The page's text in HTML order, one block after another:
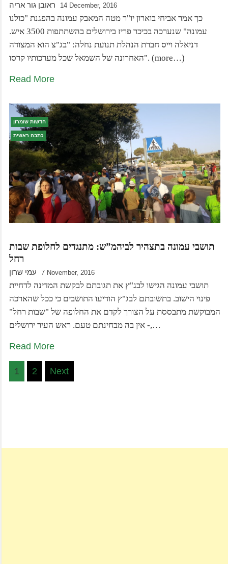
ראובן גור אריה 14 December, 2016
כך אמר אביחי בוארון יו"ר מטה המאבק עמונה בהפגנת "כולנו
עמונה" שנערכה בכיכר פריז בירושלים בהשתתפות 3500 איש.
דניאלה וייס חברת הנהלת תנועת נחלה: "בג"צ הוא המצודה
האחרונה של השמאל שכל מערכותיו קרסו". (more…)
Read More
חדשות שומרון
כתבה ראשית
תושבי עמונה בתצהיר לביהמ”ש: מתנגדים לחלופת שבות
רחל
עמי שרון 7 November, 2016
תושבי עמונה הגישו לבג"ץ את תגובתם לבקשת המדינה לדחיית
פינוי הישוב. בתשובתם לבג"ץ הודיעו התושבים כי ככל שהארכה
המבוקשת מתבססת על הצורך לקדם את החלופה של "שבות רחל"
- אין בה מבחינתם טעם. ראש העיר ירושלים,…
Read More
Posts
1 2 Next